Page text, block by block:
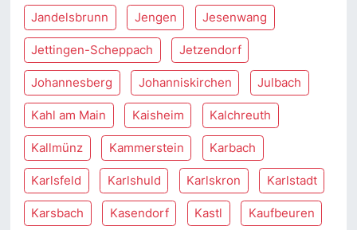
Jandelsbrunn Jengen Jesenwang
Jettingen-Scheppach Jetzendorf
Johannesberg Johanniskirchen Julbach
Kahl am Main Kaisheim Kalchreuth
Kallmünz Kammerstein Karbach
Karlsfeld Karlshuld Karlskron Karlstadt
Karsbach Kasendorf Kastl Kaufbeuren